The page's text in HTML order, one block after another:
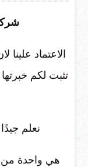
الاعتماد
تثبت لكم
نعلم
هي واحدة من